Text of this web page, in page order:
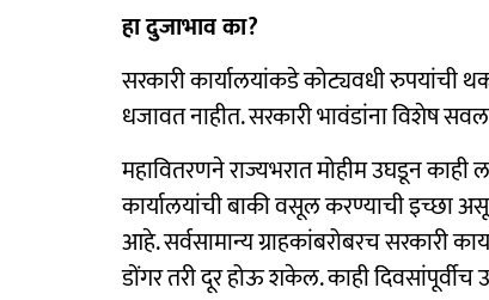
हा दुजाभाव का?
सरकारी कार्यालयांकडे कोट्यवधी रुपयांची
धजावत नाहीत. सरकारी भावंडांना विशेष
महावितरणने राज्यभरात मोहीम उघडून काही
कार्यालयांची बाकी वसूल करण्याची इच्छा
आहे. सर्वसामान्य ग्राहकांबरोबरच सरकारी
डोंगर तरी दूर होऊ शकेल. काही